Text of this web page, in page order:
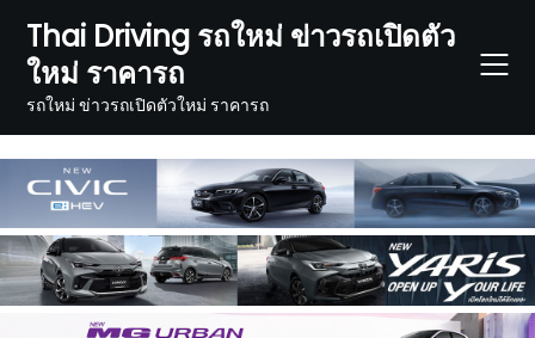
content
Thai Driving รถใหม่ ข่าวรถเปิดตัว
ใหม่ ราคารถ
รถใหม่ ข่าวรถเปิดตัวใหม่ ราคารถ